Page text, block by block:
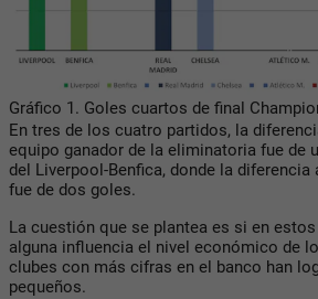
Gráfico 1. Goles cuartos de final
En tres de los cuatro partidos, la
equipo ganador de la eliminatoria fue de
del Liverpool-Benfica, donde la
fue de dos goles.
La cuestión que se plantea es si en
alguna influencia el nivel económico de
clubes con más cifras en el banco han
pequeños.